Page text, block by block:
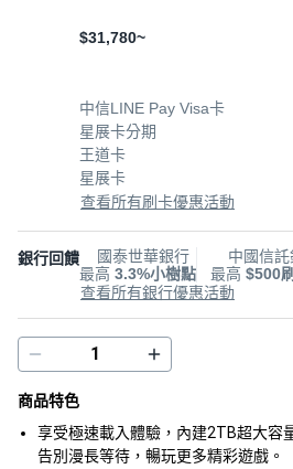
$31,780~
中信LINE Pay Visa卡
星展卡分期
王道卡
星展卡
查看所有刷卡優惠活動
銀行回饋
國泰世華銀行
最高 3.3%小樹點
中國信
最高 $500
查看所有銀行優惠活動
商品特色
享受極速載入體驗，內建2TB超大容
告別漫長等待，暢玩更多精彩遊戲。